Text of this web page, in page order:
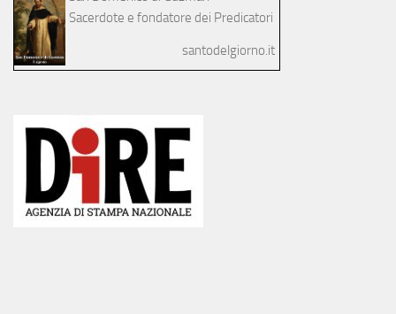
Sacerdote e fondatore dei Predicatori
santodelgiorno.it